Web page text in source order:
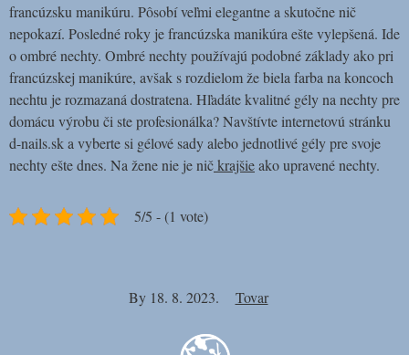
francúzsku manikúru. Pôsobí veľmi elegantne a skutočne nič
nepokazí. Posledné roky je francúzska manikúra ešte vylepšená. Ide
o ombré nechty. Ombré nechty používajú podobné základy ako pri
francúzskej manikúre, avšak s rozdielom že biela farba na koncoch
nechtu je rozmazaná dostratena. Hľadáte kvalitné gély na nechty pre
domácu výrobu či ste profesionálka? Navštívte internetovú stránku
d-nails.sk a vyberte si gélové sady alebo jednotlivé gély pre svoje
nechty ešte dnes. Na žene nie je ničkrajšieako upravené nechty.
5/5 - (1 vote)
By 18. 8. 2023. Tovar